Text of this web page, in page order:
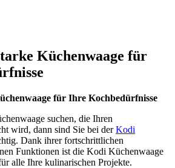
Küchenwaage für
für Ihre Kochbedürfnisse
suchen, die Ihren
wird, dann sind Sie bei derKodi
Dank ihrer fortschrittlichen
Funktionen ist die Kodi Küchenwaage
alle Ihre kulinarischen Projekte.